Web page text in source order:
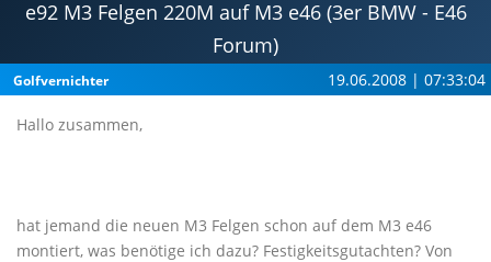
e92 M3 Felgen 220M auf M3 e46 (3er BMW - E46
Forum)
Golfvernichter 19.06.2008 | 07:33:04
Hallo zusammen,
hat jemand die neuen M3 Felgen schon auf dem M3 e46
montiert, was benötige ich dazu? Festigkeitsgutachten? Von